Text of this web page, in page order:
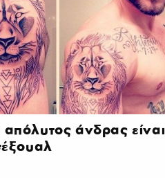
άνδρας είναι